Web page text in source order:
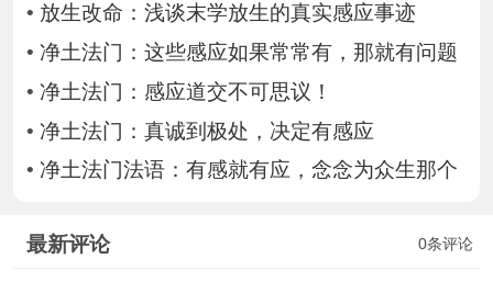
• 放生改命：浅谈末学放生的真实感应事迹
• 净土法门：这些感应如果常常有，那就有问题
• 净土法门：感应道交不可思议！
• 净土法门：真诚到极处，决定有感应
• 净土法门法语：有感就有应，念念为众生那个
0条评论
最新评论